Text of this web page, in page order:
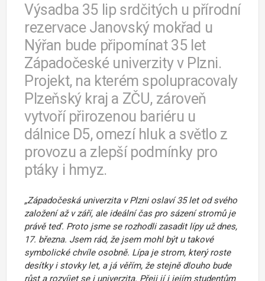
Výsadba 35 lip srdčitých u přírodní
rezervace Janovský mokřad u
Nýřan bude připomínat 35 let
Západočeské univerzity v Plzni.
Projekt, na kterém spolupracovaly
Plzeňský kraj a ZČU, zároveň
vytvoří přirozenou bariéru u
dálnice D5, omezí hluk a světlo z
provozu a zlepší podmínky pro
ptáky i hmyz.
„Západočeská univerzita v Plzni oslaví 35 let od svého
založení až v září, ale ideální čas pro sázení stromů je
právě teď. Proto jsme se rozhodli zasadit lípy už dnes,
17. března. Jsem rád, že jsem mohl být u takové
symbolické chvíle osobně. Lípa je strom, který roste
desítky i stovky let, a já věřím, že stejně dlouho bude
růst a rozvíjet se i univerzita. Přeji jí i jejím studentům